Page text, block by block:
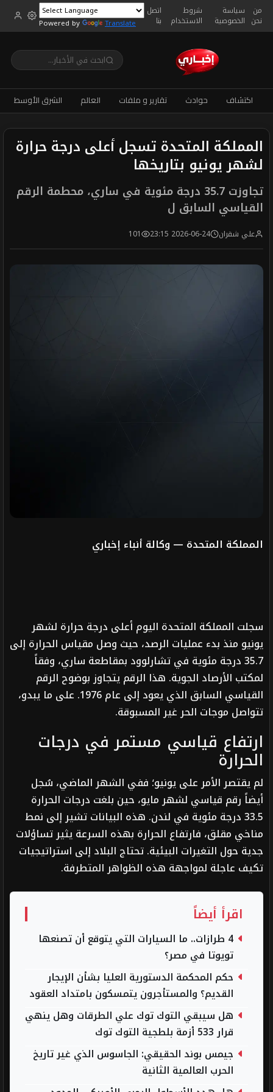
من
نحن
سياسة
الخصوصية
شروط
الاستخدام
اتصل
بنا Powered by Translate
اكتشاف حوادث تقارير و ملفات العالم الشرق الأوسط
المملكة المتحدة تسجل أعلى درجة حرارة
لشهر يونيو بتاريخها
تجاوزت 35.7 درجة مئوية في ساري، محطمة الرقم
القياسي السابق ل
علي شقران 2026-06-24 23:15
101
المملكة المتحدة — وكالة أنباء إخباري
سجلت المملكة المتحدة اليوم أعلى درجة حرارة لشهر
يونيو منذ بدء عمليات الرصد، حيث وصل مقياس الحرارة إلى
35.7 درجة مئوية في تشارلوود بمقاطعة ساري، وفقاً
لمكتب الأرصاد الجوية. هذا الرقم يتجاوز بوضوح الرقم
القياسي السابق الذي يعود إلى عام 1976. على ما يبدو،
تتواصل موجات الحر غير المسبوقة.
ارتفاع قياسي مستمر في درجات
الحرارة
لم يقتصر الأمر على يونيو؛ ففي الشهر الماضي، سُجل
أيضاً رقم قياسي لشهر مايو، حين بلغت درجات الحرارة
33.5 درجة مئوية في لندن. هذه البيانات تشير إلى نمط
مناخي مقلق، فارتفاع الحرارة بهذه السرعة يثير تساؤلات
جدية حول التغيرات البيئية. تحتاج البلاد إلى استراتيجيات
تكيف عاجلة لمواجهة هذه الظواهر المتطرفة.
اقرأ أيضاً
4 طرازات.. ما السيارات التي يتوقع أن تصنعها
تويوتا في مصر؟
حكم المحكمة الدستورية العليا بشأن الإيجار
القديم؟ والمستأجرون يتمسكون بامتداد العقود
هل سيبقي التوك توك علي الطرقات وهل ينهي
قرار 533 أزمة بلطجية التوك توك
جيمس بوند الحقيقي: الجاسوس الذي غير تاريخ
الحرب العالمية الثانية